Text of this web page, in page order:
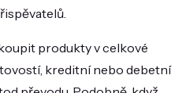
produkty v celkové
kreditní nebo debetní